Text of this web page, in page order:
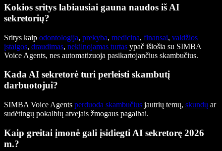
Kokios sritys labiausiai gauna naudos iš AI
sekretorių?
Sritys kaip odontologija, prekyba, medicina, finansai, valdžios
įstaigos, draudimas, nekilnojamas turtas ypač išlošia su SIMBA
Voice Agents, nes automatizuoja pasikartojančius skambučius.
Kada AI sekretorė turi perleisti skambutį
darbuotojui?
SIMBA Voice Agents perduoda skambučius jautrių temų, skundų ar
sudėtingų pokalbių atvejais žmogaus pagalbai.
Kaip greitai įmonė gali įsidiegti AI sekretorę 2026
m.?